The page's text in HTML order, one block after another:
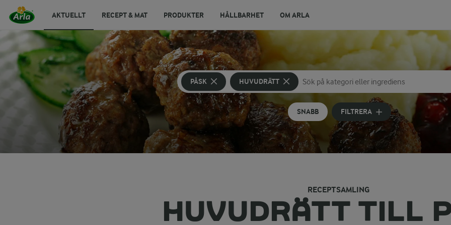
AKTUELLT RECEPT & MAT PRODUKTER HÅLLBARHET OM ARLA
PÅSK HUVUDRÄTT
Sök på kategori eller ingrediens
Skriv in sökord för att få förslag
SNABB FILTRERA
RECEPTSAMLING
HUVUDRÄTT TILL